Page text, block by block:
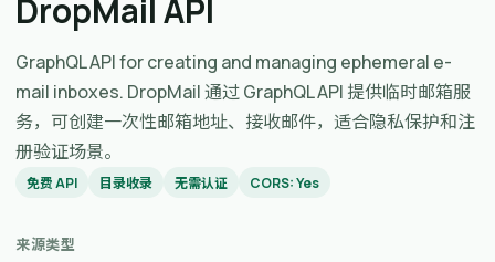
DropMail API
GraphQL API for creating and managing ephemeral e-
mail inboxes. DropMail 通过 GraphQL API 提供临时邮箱服
务，可创建一次性邮箱地址、接收邮件，适合隐私保护和注
册验证场景。
免费 API 目录收录 无需认证 CORS: Yes
来源类型